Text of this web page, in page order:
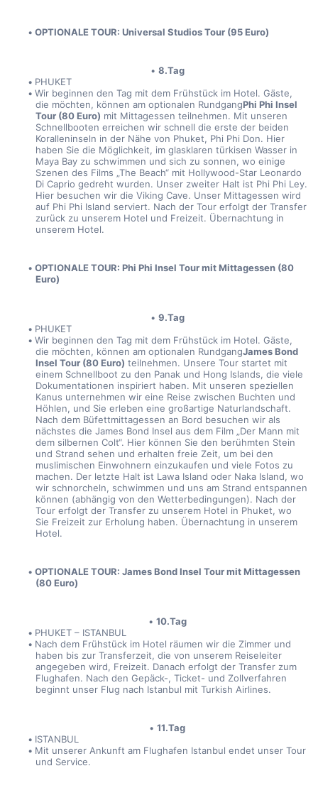
OPTIONALE TOUR: Universal Studios Tour (95 Euro)
8.Tag
PHUKET
Wir beginnen den Tag mit dem Frühstück im Hotel. Gäste,
die möchten, können am optionalen RundgangPhi Phi Insel
Tour (80 Euro) mit Mittagessen teilnehmen. Mit unseren
Schnellbooten erreichen wir schnell die erste der beiden
Koralleninseln in der Nähe von Phuket, Phi Phi Don. Hier
haben Sie die Möglichkeit, im glasklaren türkisen Wasser in
Maya Bay zu schwimmen und sich zu sonnen, wo einige
Szenen des Films „The Beach“ mit Hollywood-Star Leonardo
Di Caprio gedreht wurden. Unser zweiter Halt ist Phi Phi Ley.
Hier besuchen wir die Viking Cave. Unser Mittagessen wird
auf Phi Phi Island serviert. Nach der Tour erfolgt der Transfer
zurück zu unserem Hotel und Freizeit. Übernachtung in
unserem Hotel.
OPTIONALE TOUR: Phi Phi Insel Tour mit Mittagessen (80
Euro)
9.Tag
PHUKET
Wir beginnen den Tag mit dem Frühstück im Hotel. Gäste,
die möchten, können am optionalen RundgangJames Bond
Insel Tour (80 Euro) teilnehmen. Unsere Tour startet mit
einem Schnellboot zu den Panak und Hong Islands, die viele
Dokumentationen inspiriert haben. Mit unseren speziellen
Kanus unternehmen wir eine Reise zwischen Buchten und
Höhlen, und Sie erleben eine großartige Naturlandschaft.
Nach dem Büfettmittagessen an Bord besuchen wir als
nächstes die James Bond Insel aus dem Film „Der Mann mit
dem silbernen Colt“. Hier können Sie den berühmten Stein
und Strand sehen und erhalten freie Zeit, um bei den
muslimischen Einwohnern einzukaufen und viele Fotos zu
machen. Der letzte Halt ist Lawa Island oder Naka Island, wo
wir schnorcheln, schwimmen und uns am Strand entspannen
können (abhängig von den Wetterbedingungen). Nach der
Tour erfolgt der Transfer zu unserem Hotel in Phuket, wo
Sie Freizeit zur Erholung haben. Übernachtung in unserem
Hotel.
OPTIONALE TOUR: James Bond Insel Tour mit Mittagessen
(80 Euro)
10.Tag
PHUKET – ISTANBUL
Nach dem Frühstück im Hotel räumen wir die Zimmer und
haben bis zur Transferzeit, die von unserem Reiseleiter
angegeben wird, Freizeit. Danach erfolgt der Transfer zum
Flughafen. Nach den Gepäck-, Ticket- und Zollverfahren
beginnt unser Flug nach Istanbul mit Turkish Airlines.
11.Tag
ISTANBUL
Mit unserer Ankunft am Flughafen Istanbul endet unser Tour
und Service.